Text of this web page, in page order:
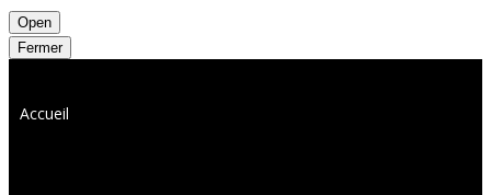
Open
Fermer
Accueil